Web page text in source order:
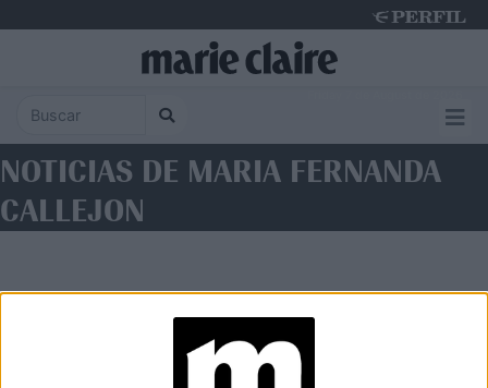
NOTICIAS DE MARIA FERNANDA
CALLEJON